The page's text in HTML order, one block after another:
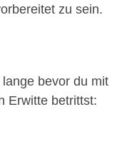
zu sein.
bevor du mit
Erwitte betrittst: